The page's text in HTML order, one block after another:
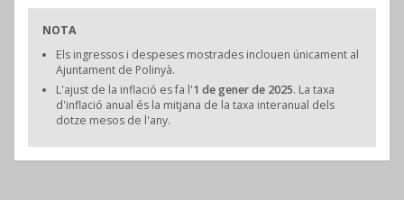
NOTA
Els ingressos i despeses mostrades inclouen únicament al
Ajuntament de Polinyà.
L'ajust de la inflació es fa l'1 de gener de 2025. La taxa
d'inflació anual és la mitjana de la taxa interanual dels
dotze mesos de l'any.